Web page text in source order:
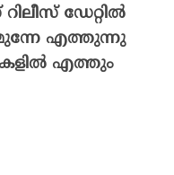
ഡേറ്റിൽ
മുന്നേ എത്തുന്നു
എത്തും